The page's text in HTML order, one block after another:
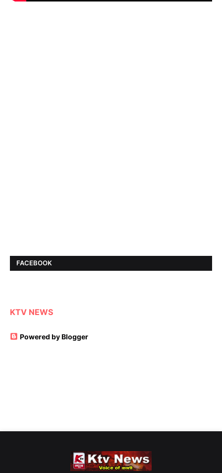
FACEBOOK
KTV NEWS
Powered by Blogger